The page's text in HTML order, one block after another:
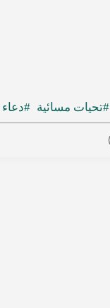
#تحيات مسائية #دعاء